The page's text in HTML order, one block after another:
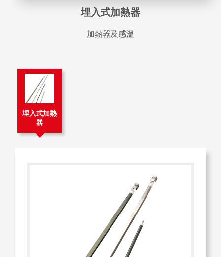
埋入式加熱器
加熱器及感溫
埋入式加熱
器